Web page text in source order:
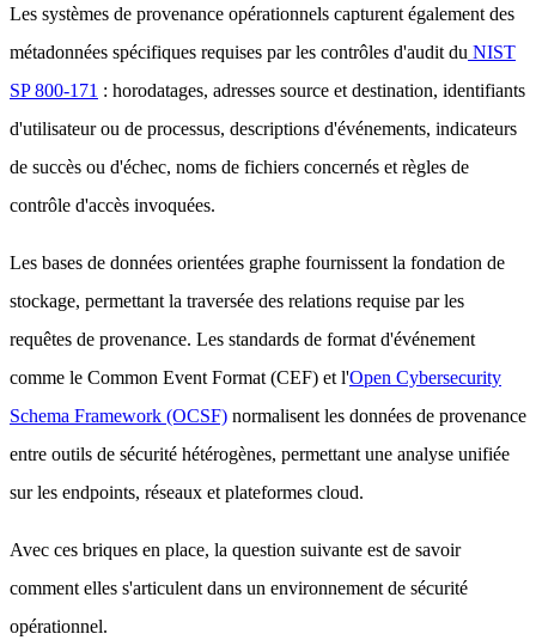
Les systèmes de provenance opérationnels capturent également des
métadonnées spécifiques requises par les contrôles d'audit du NIST
SP 800-171 : horodatages, adresses source et destination, identifiants
d'utilisateur ou de processus, descriptions d'événements, indicateurs
de succès ou d'échec, noms de fichiers concernés et règles de
contrôle d'accès invoquées.
Les bases de données orientées graphe fournissent la fondation de
stockage, permettant la traversée des relations requise par les
requêtes de provenance. Les standards de format d'événement
comme le Common Event Format (CEF) et l'Open Cybersecurity
Schema Framework (OCSF) normalisent les données de provenance
entre outils de sécurité hétérogènes, permettant une analyse unifiée
sur les endpoints, réseaux et plateformes cloud.
Avec ces briques en place, la question suivante est de savoir
comment elles s'articulent dans un environnement de sécurité
opérationnel.